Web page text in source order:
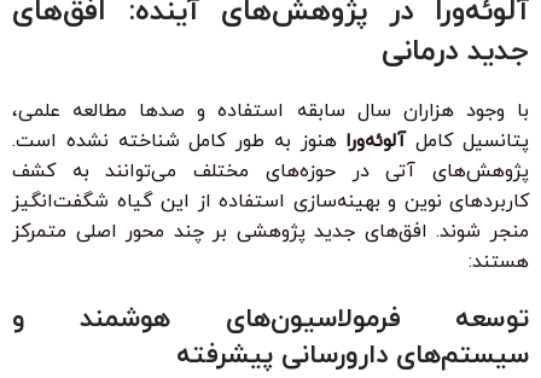
آلوئه‌ورا در پژوهش‌های آینده: افق‌های
جدید درمانی
با وجود هزاران سال سابقه استفاده و صدها مطالعه علمی،
پتانسیل کاملآلوئه‌ورا هنوز به طور کامل شناخته نشده است.
پژوهش‌های آتی در حوزه‌های مختلف می‌توانند به کشف
کاربردهای نوین و بهینه‌سازی استفاده از این گیاه شگفت‌انگیز
منجر شوند. افق‌های جدید پژوهشی بر چند محور اصلی متمرکز
هستند:
توسعه فرمولاسیون‌های هوشمند و
سیستم‌های دارورسانی پیشرفته